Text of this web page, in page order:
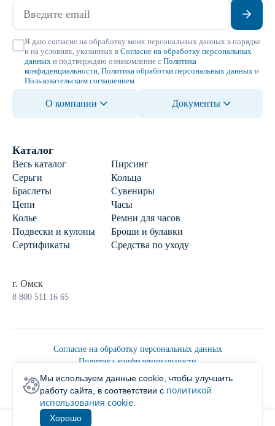
Я даю согласие на обработку моих персональных данных в порядке
и на условиях, указанных в Согласие на обработку персональных
данных и подтверждаю ознакомление с Политика
конфиденциальности Политика обработки персональных данных и
Пользовательским соглашением
О компании Документы
Каталог
Весь каталог
Пирсинг
Серьги
Кольца
Браслеты
Сувениры
Цепи
Часы
Колье
Ремни для часов
Подвески и кулоны
Броши и булавки
Сертификаты
Средства по уходу
г. Омск
8 800 511 16 65
Согласие на обработку персональных данных
Политика конфиденциальности
Политика обработки персональных данных
Пользовательским соглашением
2026 © Ювелирторг
Мы используем данные cookie, чтобы улучшить
работу сайта, в соответствии с политикой
использования cookie
Хорошо